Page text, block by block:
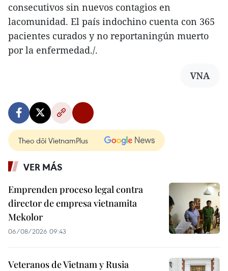
consecutivos sin nuevos contagios en
lacomunidad. El país indochino cuenta con 365
pacientes curados y no reportaningún muerto
por la enfermedad./.
VNA
Theo dõi VietnamPlus
VER MÁS
Emprenden proceso legal contra
director de empresa vietnamita
Mekolor
06/08/2026 09:43
Veteranos de Vietnam y Rusia